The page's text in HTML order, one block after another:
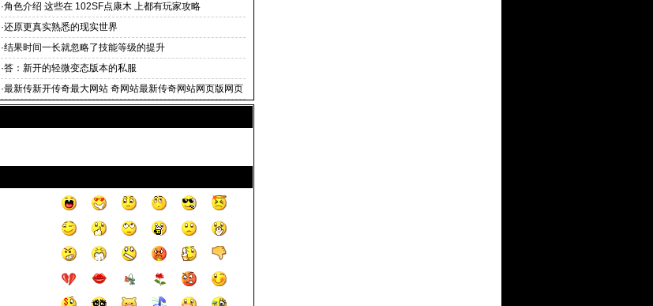
·角色介绍 这些在 102SF点康木 上都有玩家攻略
·还原更真实熟悉的现实世界
·结果时间一长就忽略了技能等级的提升
·答：新开的轻微变态版本的私服
·最新传新开传奇最大网站 奇网站最新传奇网站网页版网页
传奇游戏排行榜(7)